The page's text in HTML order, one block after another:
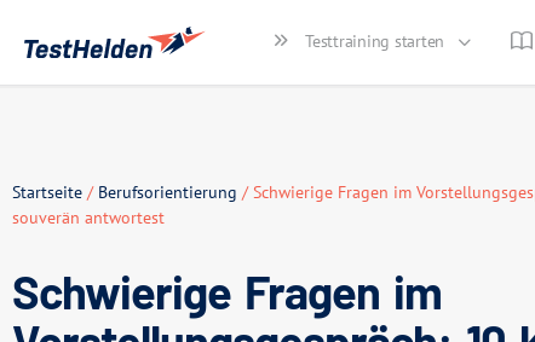
Testtraining starten
Startseite / Berufsorientierung / Schwierige Fragen im
souverän antwortest
Schwierige Fragen im